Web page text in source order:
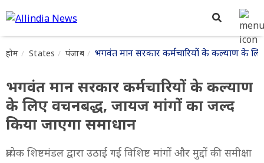
होम States पंजाब भगवंत मान सरकार कर्मचारियों के कल्याण के
भगवंत मान सरकार कर्मचारियों के कल्याण
के लिए वचनबद्ध, जायज मांगों का जल्द
किया जाएगा समाधान
प्रत्येक शिष्टमंडल द्वारा उठाई गई विशिष्ट मांगों और मुद्दों की समीक्षा